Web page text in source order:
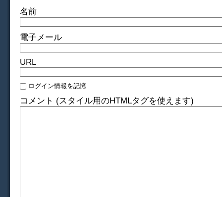
名前
電子メール
URL
ログイン情報を記憶
コメント (スタイル用のHTMLタグを使えます)